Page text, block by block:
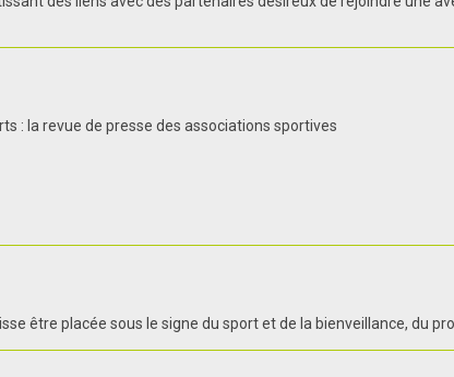
: la revue de presse des associations sportives
être placée sous le signe du sport et de la bienveillance, du